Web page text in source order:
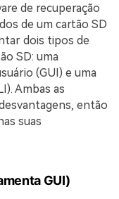
de recuperação
de um cartão SD
dois tipos de
SD: uma
(GUI) e uma
Ambas as
então
suas
GUI)